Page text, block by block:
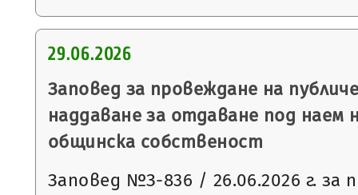
29.06.2026
Заповед за провеждане на
наддаване за отдаване под наем
общинска собственост
Заповед №З-836 / 26.06.2026 г. за